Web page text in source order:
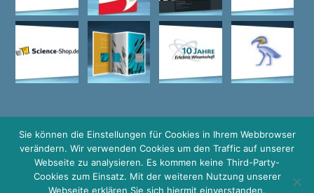
© COPYRIGHT GRAFIKDESIGN I HEIDELBERG I LOGO DESIGN I
WEBDESIGN I WERBEAGENTUR I HIMMELFARB I MANNHEIM I
RHEIN-NECKAR-KREIS
Sie können die Einstellungen für Cookies in Ihrem Webbrowser
verändern. Wir verwenden Cookies um den Traffic auf unserer
Webseite zu analysieren. Es kommen keine Third-Party-
Cookies zum Einsatz. Mit der weiteren Nutzung unserer
Webseite erklären Sie sich hiermit einverstanden.